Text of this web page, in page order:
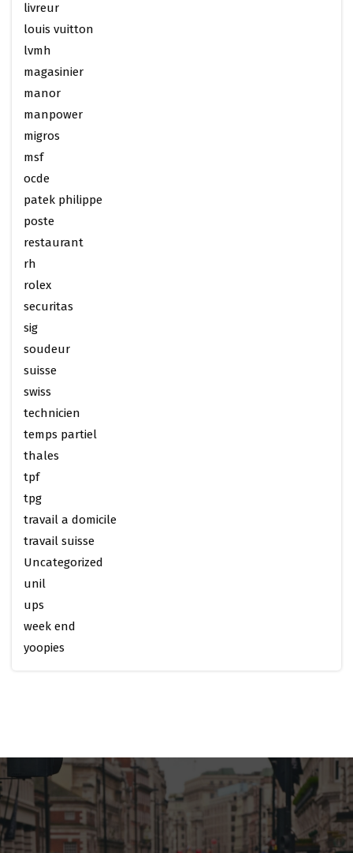
livreur
louis vuitton
lvmh
magasinier
manor
manpower
migros
msf
ocde
patek philippe
poste
restaurant
rh
rolex
securitas
sig
soudeur
suisse
swiss
technicien
temps partiel
thales
tpf
tpg
travail a domicile
travail suisse
Uncategorized
unil
ups
week end
yoopies